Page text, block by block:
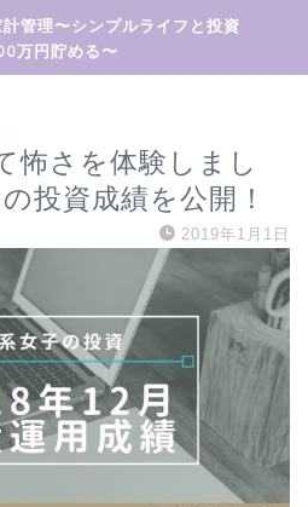
管理〜シンプルライフと投資
万円貯める〜
怖さを体験しまし
投資成績を公開！
2019年1月1日